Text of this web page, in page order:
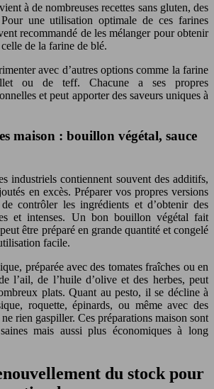
à de nombreuses recettes sans gluten, des
une utilisation optimale de ces farines
recommandé de les mélanger pour obtenir
de la farine de blé.
avec d’autres options comme la farine
ou de teff. Chacune a ses propres
et peut apporter des saveurs uniques à
maison : bouillon végétal, sauce
industriels contiennent souvent des additifs,
en excès. Préparer vos propres versions
contrôler les ingrédients et d’obtenir des
et intenses. Un bon bouillon végétal fait
être préparé en grande quantité et congelé
facile.
préparée avec des tomates fraîches ou en
l’ail, de l’huile d’olive et des herbes, peut
plats. Quant au pesto, il se décline à
roquette, épinards, ou même avec des
rien gaspiller. Ces préparations maison sont
mais aussi plus économiques à long
du stock pour